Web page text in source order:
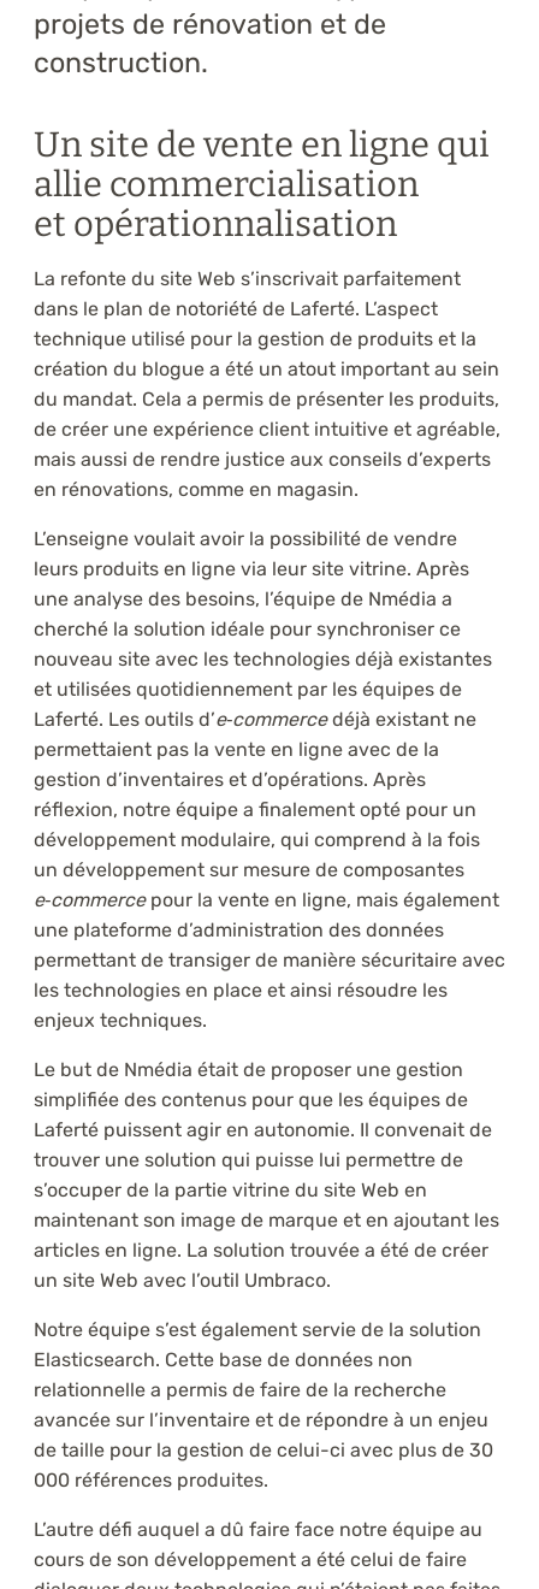
projets de rénovation et de
construction.
Un site de vente en ligne qui
allie commercialisation
et opérationnalisation
La refonte du site Web s’inscrivait parfaitement
dans le plan de notoriété de Laferté. L’aspect
technique utilisé pour la gestion de produits et la
création du blogue a été un atout important au sein
du mandat. Cela a permis de présenter les produits,
de créer une expérience client intuitive et agréable,
mais aussi de rendre justice aux conseils d’experts
en rénovations, comme en magasin.
L’enseigne voulait avoir la possibilité de vendre
leurs produits en ligne via leur site vitrine. Après
une analyse des besoins, l’équipe de Nmédia a
cherché la solution idéale pour synchroniser ce
nouveau site avec les technologies déjà existantes
et utilisées quotidiennement par les équipes de
Laferté. Les outils d’e‑commercedéjà existant ne
permettaient pas la vente en ligne avec de la
gestion d’inventaires et d’opérations. Après
réflexion, notre équipe a finalement opté pour un
développement modulaire, qui comprend à la fois
un développement sur mesure de composantes
e‑commercepour la vente en ligne, mais également
une plateforme d’administration des données
permettant de transiger de manière sécuritaire avec
les technologies en place et ainsi résoudre les
enjeux techniques.
Le but de Nmédia était de proposer une gestion
simplifiée des contenus pour que les équipes de
Laferté puissent agir en autonomie. Il convenait de
trouver une solution qui puisse lui permettre de
s’occuper de la partie vitrine du site Web en
maintenant son image de marque et en ajoutant les
articles en ligne. La solution trouvée a été de créer
un site Web avec l’outil Umbraco.
Notre équipe s’est également servie de la solution
Elasticsearch. Cette base de données non
relationnelle a permis de faire de la recherche
avancée sur l’inventaire et de répondre à un enjeu
de taille pour la gestion de celui-ci avec plus de 30
000 références produites.
L’autre défi auquel a dû faire face notre équipe au
cours de son développement a été celui de faire